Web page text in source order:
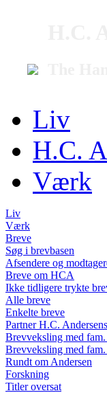
Liv
H.C.
Værk
Liv
Værk
Breve
Søg i brevbasen
Afsendere og
Breve om HCA
Ikke tidligere trykte
Alle breve
Enkelte breve
Partner H.C.
Brevveksling med
Brevveksling med fam.
Rundt om Andersen
Forskning
Titler oversat